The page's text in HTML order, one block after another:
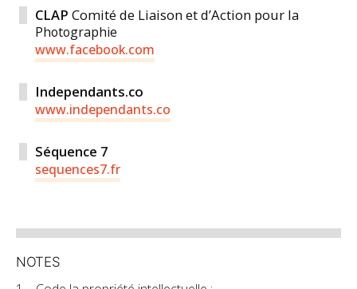
CLAP Comité de Liaison et d’Action pour la
Photographie
www.facebook.com
Independants.co
www.independants.co
Séquence 7
sequences7.fr
NOTES